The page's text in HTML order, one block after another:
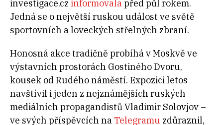
investigace.cz informovalapřed půl rokem.
Jedná se o největší ruskou událost ve světě
sportovních a loveckých střelných zbraní.
Honosná akce tradičně probíhá v Moskvě ve
výstavních prostorách Gostiného Dvoru,
kousek od Rudého náměstí. Expozici letos
navštívil i jeden z nejznámějších ruských
mediálních propagandistů Vladimir Solovjov –
ve svých příspěvcích na Telegramu zdůraznil,